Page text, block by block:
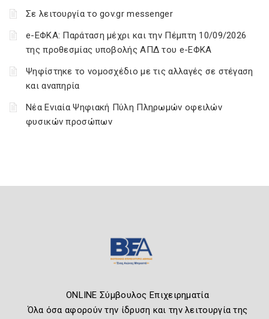
Σε λειτουργία το gov.gr messenger
e-ΕΦΚΑ: Παράταση μέχρι και την Πέμπτη 10/09/2026
της προθεσμίας υποβολής ΑΠΔ του e-ΕΦΚΑ
Ψηφίστηκε το νομοσχέδιο με τις αλλαγές σε στέγαση
και αναπηρία
Νέα Ενιαία Ψηφιακή Πύλη Πληρωμών οφειλών
φυσικών προσώπων
ONLINE Σύμβουλος Επιχειρηματία
Όλα όσα αφορούν την ίδρυση και την λειτουργία της